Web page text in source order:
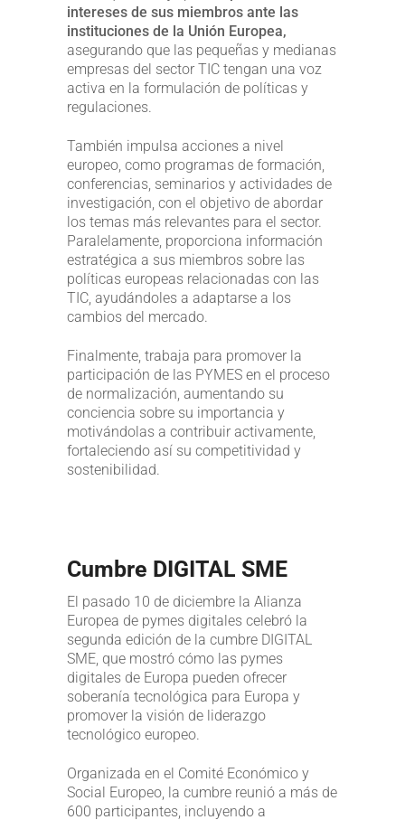
intereses de sus miembros ante las
instituciones de la Unión Europea,
asegurando que las pequeñas y medianas
empresas del sector TIC tengan una voz
activa en la formulación de políticas y
regulaciones.
También impulsa acciones a nivel
europeo, como programas de formación,
conferencias, seminarios y actividades de
investigación, con el objetivo de abordar
los temas más relevantes para el sector.
Paralelamente, proporciona información
estratégica a sus miembros sobre las
políticas europeas relacionadas con las
TIC, ayudándoles a adaptarse a los
cambios del mercado.
Finalmente, trabaja para promover la
participación de las PYMES en el proceso
de normalización, aumentando su
conciencia sobre su importancia y
motivándolas a contribuir activamente,
fortaleciendo así su competitividad y
sostenibilidad.
Cumbre DIGITAL SME
El pasado 10 de diciembre la Alianza
Europea de pymes digitales celebró la
segunda edición de la cumbre DIGITAL
SME, que mostró cómo las pymes
digitales de Europa pueden ofrecer
soberanía tecnológica para Europa y
promover la visión de liderazgo
tecnológico europeo.
Organizada en el Comité Económico y
Social Europeo, la cumbre reunió a más de
600 participantes, incluyendo a